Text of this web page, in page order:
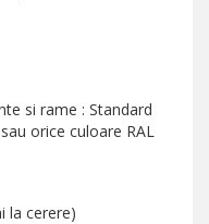
si rame : Standard
orice culoare RAL
la cerere)